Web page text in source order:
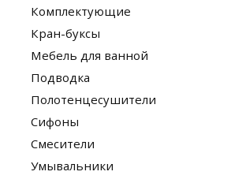
Комплектующие
Кран-буксы
Мебель для ванной
Подводка
Полотенцесушители
Сифоны
Смесители
Умывальники